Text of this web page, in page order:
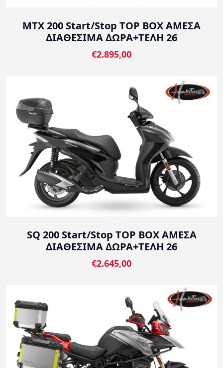
MTX 200 Start/Stop TOP BOX ΑΜΕΣΑ
ΔΙΑΘΕΣΙΜΑ ΔΩΡΑ+ΤΕΛΗ 26
€2.895,00
SQ 200 Start/Stop TOP BOX ΑΜΕΣΑ
ΔΙΑΘΕΣΙΜΑ ΔΩΡΑ+ΤΕΛΗ 26
€2.645,00